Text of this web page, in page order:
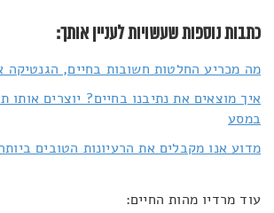
כתבות נוספות שעשויות לעניין אותך:
מה מכריע החלטות חשובות בחיים, הגנטיקה
איך מוצאים את נתיבנו בחיים? יוצרים אותו
במסע
מדוע אנו מקבלים את הרעיונות הטובים
עוד מרדיו מהות החיים: